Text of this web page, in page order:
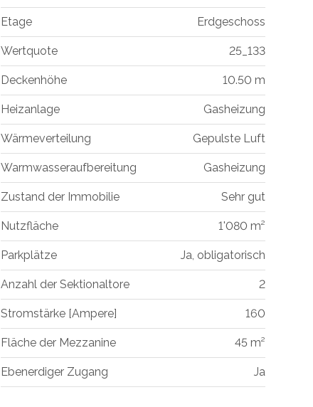
Etage Erdgeschoss
Wertquote 25_133
Deckenhöhe 10.50 m
Heizanlage Gasheizung
Wärmeverteilung Gepulste Luft
Warmwasseraufbereitung Gasheizung
Zustand der Immobilie Sehr gut
Nutzfläche 1'080 m²
Parkplätze Ja, obligatorisch
Anzahl der Sektionaltore 2
Stromstärke [Ampere] 160
Fläche der Mezzanine 45 m²
Ebenerdiger Zugang Ja